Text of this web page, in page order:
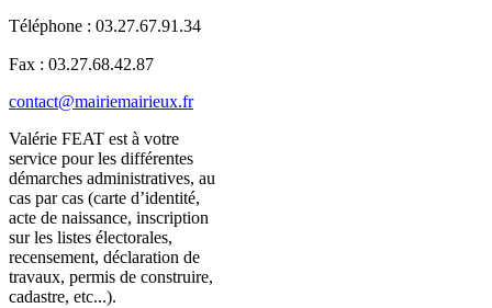
Téléphone : 03.27.67.91.34
Fax : 03.27.68.42.87
contact@mairiemairieux.fr
Valérie FEAT est à votre
service pour les différentes
démarches administratives, au
cas par cas (carte d’identité,
acte de naissance, inscription
sur les listes électorales,
recensement, déclaration de
travaux, permis de construire,
cadastre, etc...).